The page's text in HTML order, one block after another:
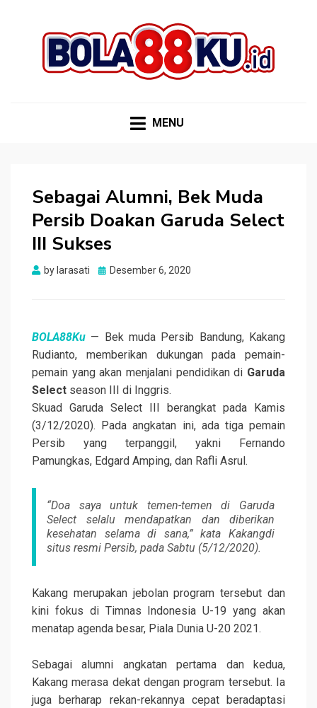
MENU
Sebagai Alumni, Bek Muda
Persib Doakan Garuda Select
III Sukses
by larasati
Posted
Desember 6, 2020
BOLA88Ku — Bek muda Persib Bandung, Kakang
Rudianto, memberikan dukungan pada pemain-
pemain yang akan menjalani pendidikan di Garuda
Select season III di Inggris.
Skuad Garuda Select III berangkat pada Kamis
(3/12/2020). Pada angkatan ini, ada tiga pemain
Persib yang terpanggil, yakni Fernando
Pamungkas, Edgard Amping, dan Rafli Asrul.
“Doa saya untuk temen-temen di Garuda
Select selalu mendapatkan dan diberikan
kesehatan selama di sana,” kata Kakangdi
situs resmi Persib, pada Sabtu (5/12/2020).
Kakang merupakan jebolan program tersebut dan
kini fokus di Timnas Indonesia U-19 yang akan
menatap agenda besar, Piala Dunia U-20 2021.
Sebagai alumni angkatan pertama dan kedua,
Kakang merasa dekat dengan program tersebut. Ia
juga berharap rekan-rekannya cepat beradaptasi